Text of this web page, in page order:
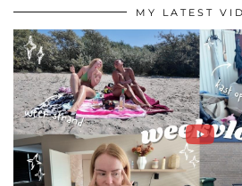
MY LATEST